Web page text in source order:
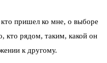
пришел ко мне, о выборе
кто рядом, таким, какой он
к другому.